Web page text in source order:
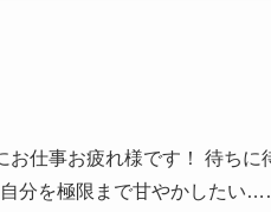
お仕事お疲れ様です！ 待ち
分を極限まで甘やかしたい